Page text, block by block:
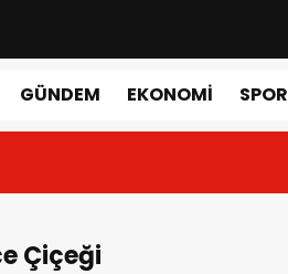
GÜNDEM EKONOMI SPOR
Çiçeği